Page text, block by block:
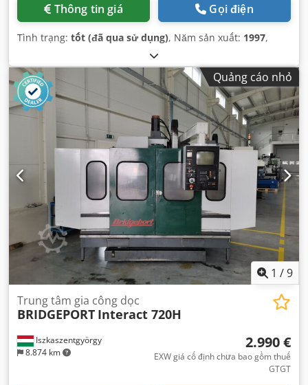
Thông tin giá Gọi điện
Tình trạng: tốt (đã qua sử dụng), Năm sản xuất: 1997,
Quảng cáo nhỏ
1 /9
Iszkaszentgyörgy
8.874 km
Trung tâm gia công dọc
BRIDGEPORT Interact 720H
2.990 €
EXW giá cố định chưa bao gồm thuế
GTGT